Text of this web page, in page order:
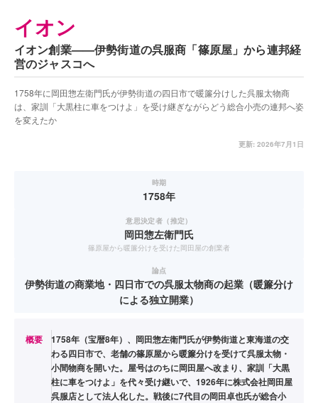
イオン
イオン創業——伊勢街道の呉服商「篠原屋」から連邦経
営のジャスコへ
1758年に岡田惣左衛門氏が伊勢街道の四日市で暖簾分けした呉服太物商
は、家訓「大黒柱に車をつけよ」を受け継ぎながらどう総合小売の連邦へ姿
を変えたか
更新: 2026年7月1日
時期
1758年
意思決定者（推定）
岡田惣左衛門氏
篠原屋から暖簾分けを受けた岡田屋の創業者
論点
伊勢街道の商業地・四日市での呉服太物商の起業（暖簾分け
による独立開業）
概要
1758年（宝暦8年）、岡田惣左衛門氏が伊勢街道と東海道の交
わる四日市で、老舗の篠原屋から暖簾分けを受けて呉服太物・
小間物商を開いた。屋号はのちに岡田屋へ改まり、家訓「大黒
柱に車をつけよ」を代々受け継いで、1926年に株式会社岡田屋
呉服店として法人化した。戦後に7代目の岡田卓也氏が総合小